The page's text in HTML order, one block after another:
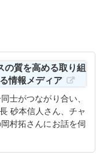
の質を高める取り組
情報メディア
士がつながり合い、
砂本信人さん、チャ
村拓さんにお話を伺